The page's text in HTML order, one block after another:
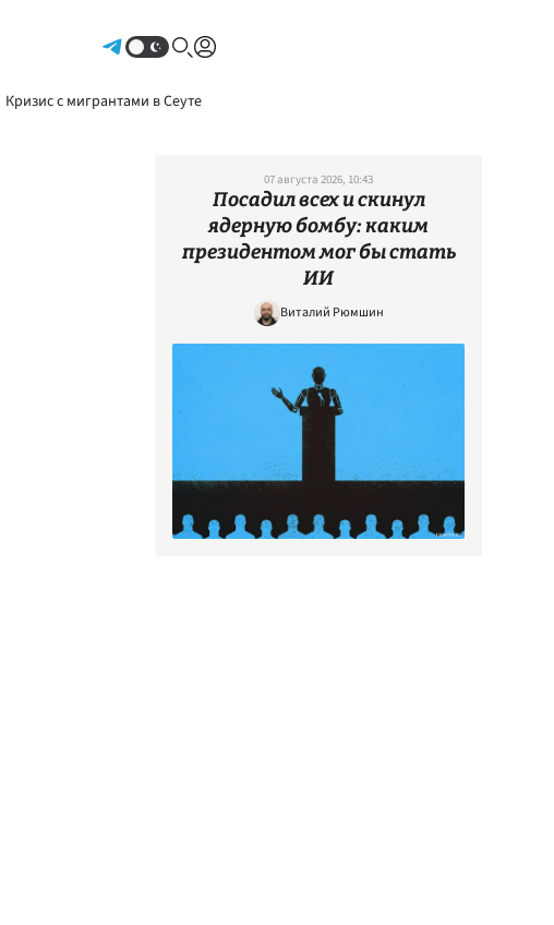
Кризис с мигрантами в Сеуте
07 августа 2026, 10:43
Посадил всех и скинул
ядерную бомбу: каким
президентом мог бы стать
ИИ
Виталий Рюмшин